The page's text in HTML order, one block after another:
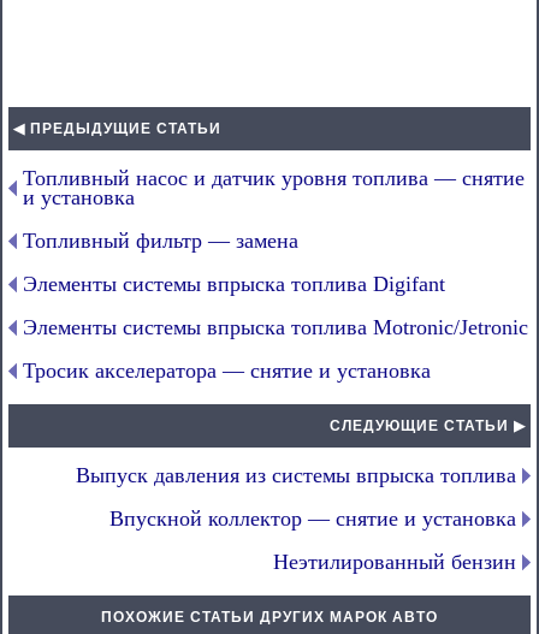
◀ ПРЕДЫДУЩИЕ СТАТЬИ
Топливный насос и датчик уровня топлива — снятие
и установка
Топливный фильтр — замена
Элементы системы впрыска топлива Digifant
Элементы системы впрыска топлива Motronic/Jetronic
Тросик акселератора — снятие и установка
СЛЕДУЮЩИЕ СТАТЬИ ▶
Выпуск давления из системы впрыска топлива
Впускной коллектор — снятие и установка
Неэтилированный бензин
ПОХОЖИЕ СТАТЬИ ДРУГИХ МАРОК АВТО